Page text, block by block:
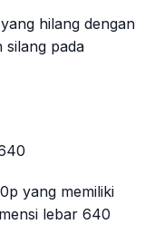
hilang dengan
silang pada
yang memiliki
lebar 640